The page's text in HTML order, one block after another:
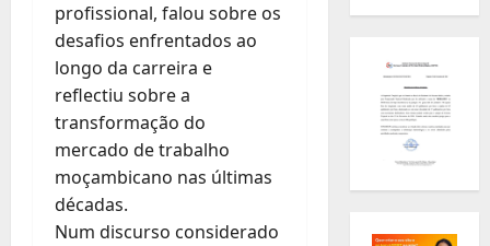
profissional, falou sobre os
desafios enfrentados ao
longo da carreira e
reflectiu sobre a
transformação do
mercado de trabalho
moçambicano nas últimas
décadas.
Num discurso considerado